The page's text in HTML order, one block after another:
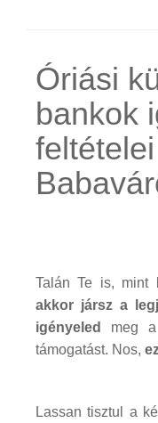
Óriási
bankok
Talán Te is, mint
akkor jársz a
igényeled
meg a
támogatást. Nos,
Lassan tisztul a